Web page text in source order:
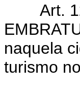
Art. 12.
naquela
turismo